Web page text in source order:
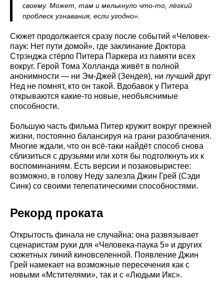
своему. Может, там и мелькнуло что-то, лёгкий
проблеск узнавания, если угодно».
Сюжет продолжается сразу после событий «Человек-
паук: Нет пути домой», где заклинание Доктора
Стрэнджа стёрло Питера Паркера из памяти всех
вокруг. Герой Тома Холланда живёт в полной
анонимности — ни Эм-Джей (Зендея), ни лучший друг
Нед не помнят, кто он такой. Вдобавок у Питера
открываются какие-то новые, необъяснимые
способности.
Большую часть фильма Питер кружит вокруг прежней
жизни, постоянно балансируя на грани разоблачения.
Многие ждали, что он всё-таки найдёт способ снова
сблизиться с друзьями или хотя бы подтолкнуть их к
воспоминаниям. Есть версии и позаковыристее:
возможно, в голову Неду залезла Джин Грей (Сэди
Синк) со своими телепатическими способностями.
Рекорд проката
Открытость финала не случайна: она развязывает
сценаристам руки для «Человека-паука 5» и других
сюжетных линий киновселенной. Появление Джин
Грей намекает на возможные пересечения как с
новыми «Мстителями», так и с «Людьми Икс».